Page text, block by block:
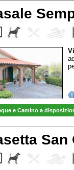
e Camino a